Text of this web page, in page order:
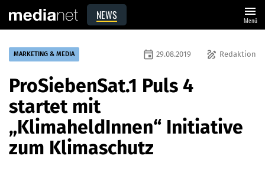
NEWS menu
Menü
MARKETING & MEDIA draw Redaktion
event 29.08.2019
ProSiebenSat.1 Puls 4
startet mit
„KlimaheldInnen“ Initiative
zum Klimaschutz